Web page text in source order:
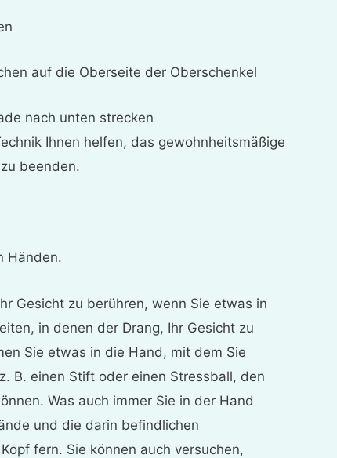
auf die Oberseite der Oberschenkel
nach unten strecken
Ihnen helfen, das gewohnheitsmäßige
beenden.
Händen.
Gesicht zu berühren, wenn Sie etwas in
in denen der Drang, Ihr Gesicht zu
Sie etwas in die Hand, mit dem Sie
B. einen Stift oder einen Stressball, den
Was auch immer Sie in der Hand
und die darin befindlichen
fern. Sie können auch versuchen,